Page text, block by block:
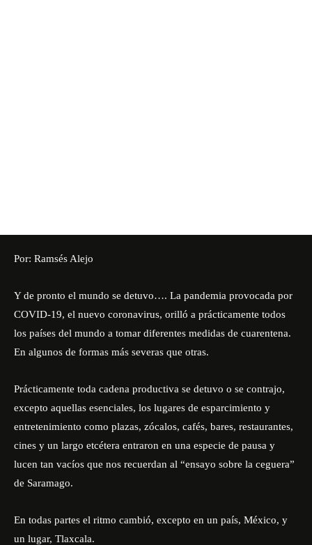
Por: Ramsés Alejo
Y de pronto el mundo se detuvo…. La pandemia provocada por
COVID-19, el nuevo coronavirus, orilló a prácticamente todos
los países del mundo a tomar diferentes medidas de cuarentena.
En algunos de formas más severas que otras.
Prácticamente toda cadena productiva se detuvo o se contrajo,
excepto aquellas esenciales, los lugares de esparcimiento y
entretenimiento como plazas, zócalos, cafés, bares, restaurantes,
cines y un largo etcétera entraron en una especie de pausa y
lucen tan vacíos que nos recuerdan al “ensayo sobre la ceguera”
de Saramago.
En todas partes el ritmo cambió, excepto en un país, México, y
un lugar, Tlaxcala.